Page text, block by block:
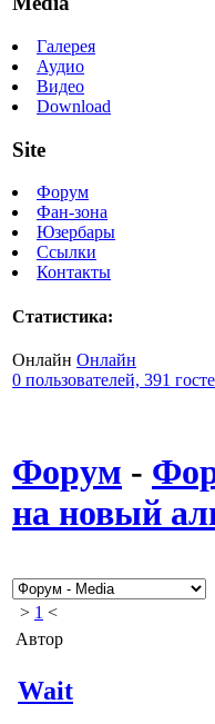
Галерея
Аудио
Видео
Download
Site
Форум
Фан-зона
Юзербары
Ссылки
Контакты
Статистика:
Онлайн Онлайн
0 пользователей, 391
Форум -
на новый
> 1 <
Автор
Wait